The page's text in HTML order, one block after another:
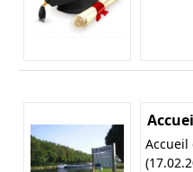
Accueil